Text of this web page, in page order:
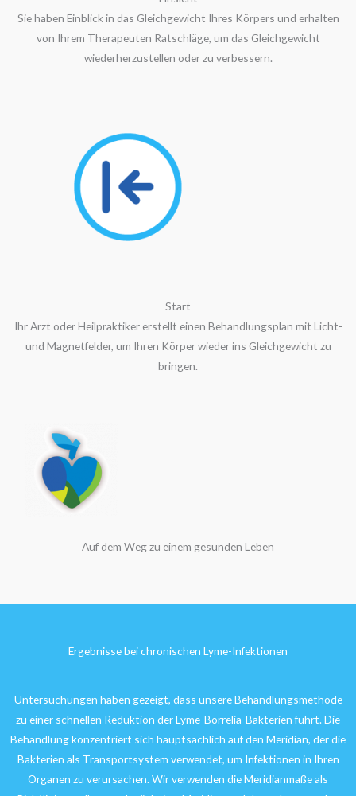
Sie haben Einblick in das Gleichgewicht Ihres Körpers und erhalten
von Ihrem Therapeuten Ratschläge, um das Gleichgewicht
wiederherzustellen oder zu verbessern.
Start
Ihr Arzt oder Heilpraktiker erstellt einen Behandlungsplan mit Licht-
und Magnetfelder, um Ihren Körper wieder ins Gleichgewicht zu
bringen.
Auf dem Weg zu einem gesunden Leben
Ergebnisse bei chronischen Lyme-Infektionen
Untersuchungen haben gezeigt, dass unsere Behandlungsmethode
zu einer schnellen Reduktion der Lyme-Borrelia-Bakterien führt. Die
Behandlung konzentriert sich hauptsächlich auf den Meridian, der die
Bakterien als Transportsystem verwendet, um Infektionen in Ihren
Organen zu verursachen. Wir verwenden die Meridianmaße als